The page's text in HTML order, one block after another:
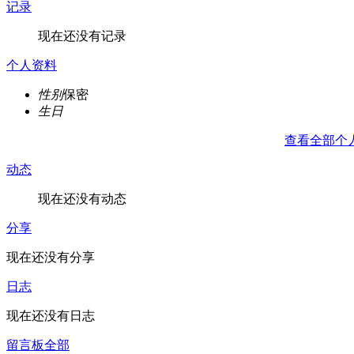
记录
现在还没有记录
个人资料
性别保密
生日
查看全部个
动态
现在还没有动态
分享
现在还没有分享
日志
现在还没有日志
留言板全部